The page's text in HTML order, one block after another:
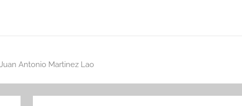
Juan Antonio Martinez Lao